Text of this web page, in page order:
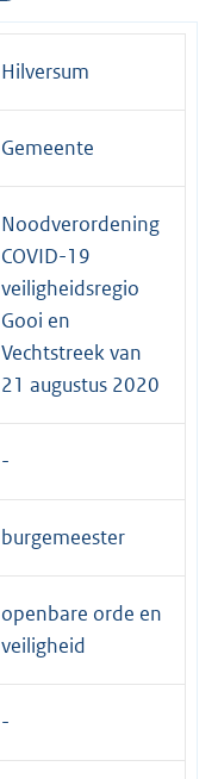
Hilversum
Gemeente
Noodverordening
COVID-19
veiligheidsregio
Gooi en
Vechtstreek van
21 augustus 2020
burgemeester
openbare orde en
veiligheid